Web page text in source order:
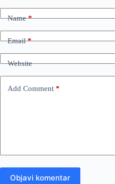
Name*
Email*
Website
Add Comment *
Objavi komentar